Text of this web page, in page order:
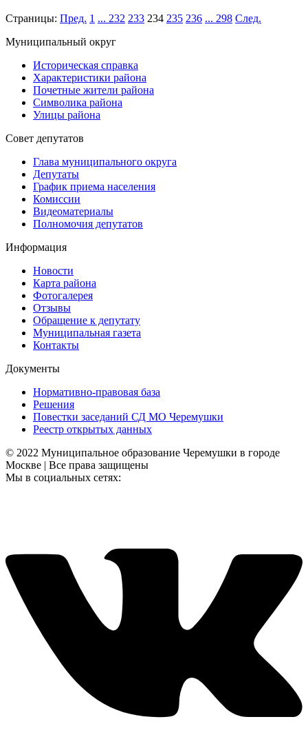
Страницы: Пред. 1 ... 232 233 234 235 236 ... 298 След.
Муниципальный округ
Историческая справка
Характеристики района
Почетные жители района
Символика района
Улицы района
Совет депутатов
Глава муниципального округа
Депутаты
График приема населения
Комиссии
Видеоматериалы
Полномочия депутатов
Информация
Новости
Карта района
Фотогалерея
Отзывы
Обращение к депутату
Муниципальная газета
Контакты
Документы
Нормативно-правовая база
Решения
Повестки заседаний СД МО Черемушки
Реестр открытых данных
© 2022 Муниципальное образование Черемушки в городе
Москве | Все права защищены
Мы в социальных сетях: